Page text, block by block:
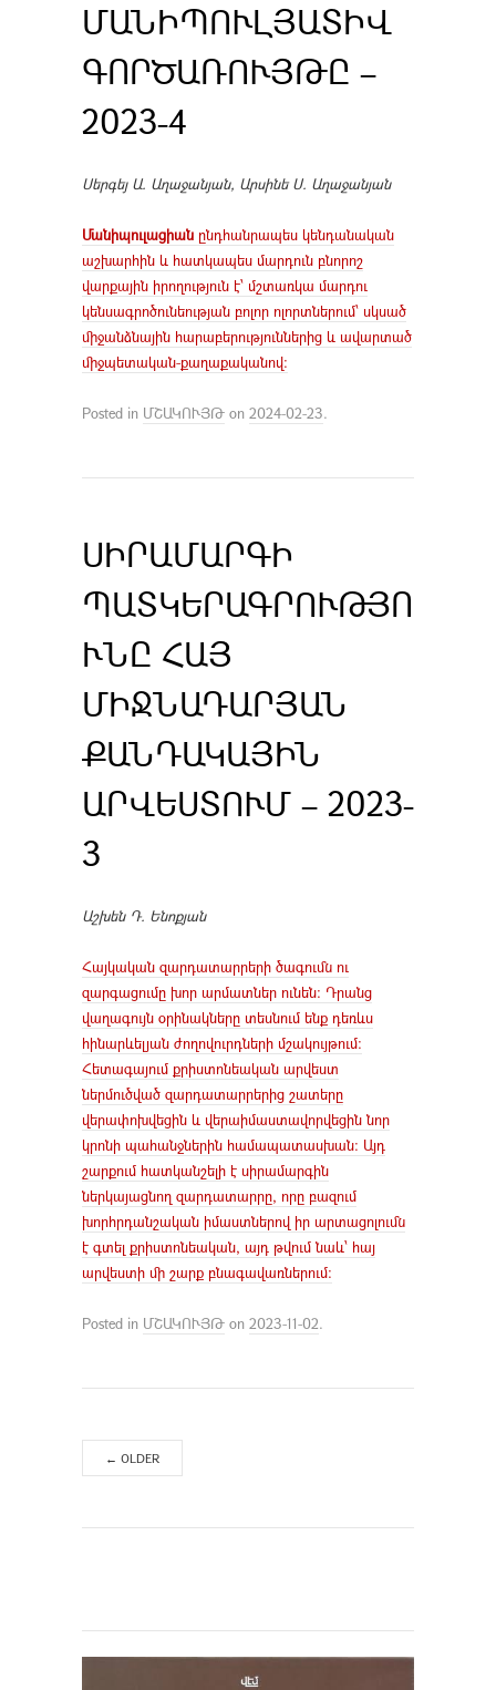
ՄԱՆԻՊՈՒԼՅԱՏԻՎ
ԳՈՐԾԱՌՈՒՅԹԸ –
2023-4
Սերգեյ Ա. Աղաջանյան, Արսինե Ս. Աղաջանյան
Մանիպուլացիան ընդհանրապես կենդանական
աշխարհին և հատկապես մարդուն բնորոշ
վարքային իրողություն է՝ մշտառկա մարդու
կենսագրոծունեության բոլոր ոլորտներում՝ սկսած
միջանձնային հարաբերություններից և ավարտած
միջպետական-քաղաքականով:
Posted in ՄՇԱԿՈՒՅԹ on 2024-02-23.
ՍԻՐԱՄԱՐԳԻ
ՊԱՏԿԵՐԱԳՐՈՒԹՅՈ
ՒՆԸ ՀԱՅ
ՄԻՋՆԱԴԱՐՅԱՆ
ՔԱՆԴԱԿԱՅԻՆ
ԱՐՎԵՍՏՈՒՄ – 2023-
3
Աշխեն Դ. Ենոքյան
Հայկական զարդատարրերի ծագումն ու
զարգացումը խոր արմատներ ունեն։ Դրանց
վաղագույն օրինակները տեսնում ենք դեռևս
հինարևելյան ժողովուրդների մշակույթում:
Հետագայում քրիստոնեական արվեստ
ներմուծված զարդատարրերից շատերը
վերափոխվեցին և վերաիմաստավորվեցին նոր
կրոնի պահանջներին համապատասխան։ Այդ
շարքում հատկանշելի է սիրամարգին
ներկայացնող զարդատարրը, որը բազում
խորհրդանշական իմաստներով իր արտացոլումն
է գտել քրիստոնեական, այդ թվում նաև՝ հայ
արվեստի մի շարք բնագավառներում։
Posted in ՄՇԱԿՈՒՅԹ on 2023-11-02.
← OLDER